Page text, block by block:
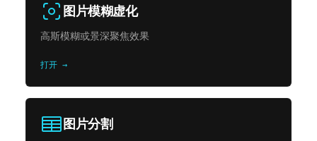
图片模糊虚化
高斯模糊或景深聚焦效果
打开 →
图片分割